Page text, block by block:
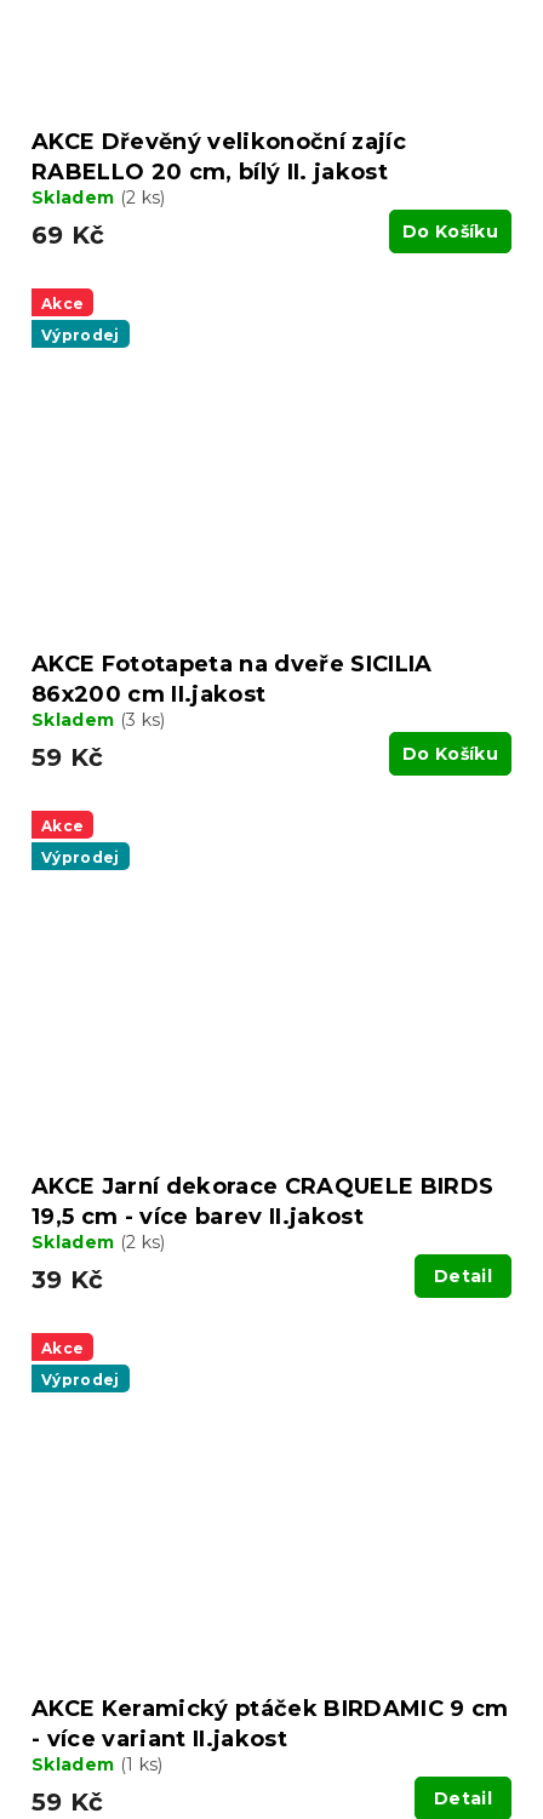
AKCE Dřevěný velikonoční zajíc
RABELLO 20 cm, bílý II. jakost
Skladem (2 ks)
69 Kč Do Košíku
Akce
Výprodej
AKCE Fototapeta na dveře SICILIA
86x200 cm II.jakost
Skladem (3 ks)
59 Kč Do Košíku
Akce
Výprodej
AKCE Jarní dekorace CRAQUELE BIRDS
19,5 cm - více barev II.jakost
Skladem (2 ks)
39 Kč Detail
Akce
Výprodej
AKCE Keramický ptáček BIRDAMIC 9 cm
- více variant II.jakost
Skladem (1 ks)
59 Kč Detail